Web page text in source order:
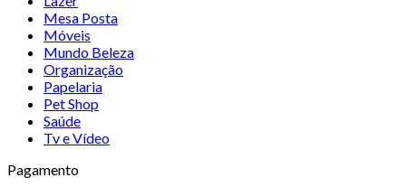
Mesa Posta
Móveis
Mundo Beleza
Organização
Papelaria
Pet Shop
Saúde
Tv e Vídeo
Pagamento